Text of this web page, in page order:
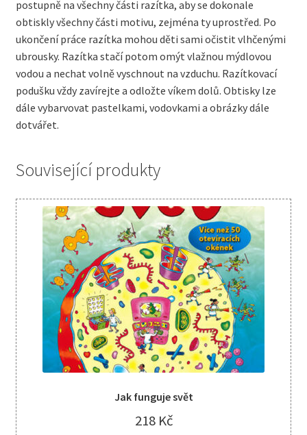
postupně na všechny části razítka, aby se dokonale
obtiskly všechny části motivu, zejména ty uprostřed. Po
ukončení práce razítka mohou děti sami očistit vlhčenými
ubrousky. Razítka stačí potom omýt vlažnou mýdlovou
vodou a nechat volně vyschnout na vzduchu. Razítkovací
podušku vždy zavírejte a odložte víkem dolů. Obtisky lze
dále vybarvovat pastelkami, vodovkami a obrázky dále
dotvářet.
Související produkty
Jak funguje svět
218 Kč